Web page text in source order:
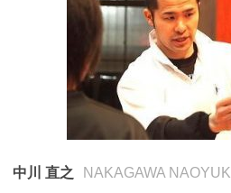
中川 直之 NAKAGAWA NAOYUKI